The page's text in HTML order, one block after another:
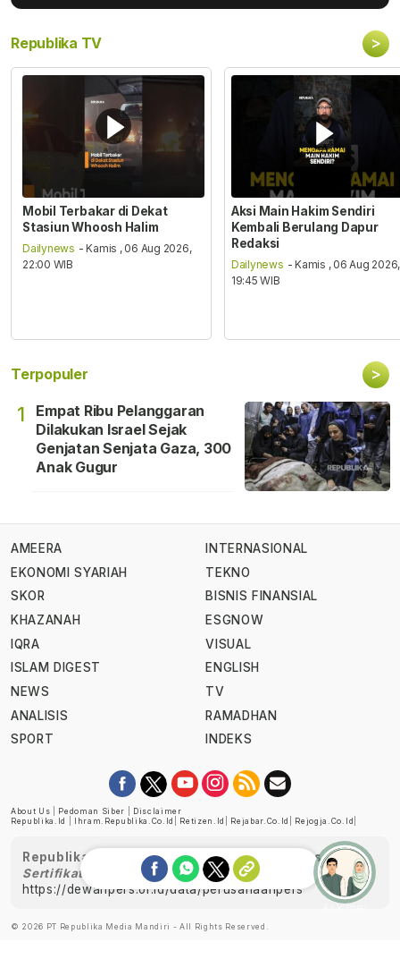
Republika TV >
Mobil Terbakar di Dekat
Stasiun Whoosh Halim
Dailynews - Kamis , 06 Aug 2026,
22:00 WIB
Aksi Main Hakim Sendiri
Kembali Berulang Dapur
Redaksi
Dailynews - Kamis , 06 Aug 2026,
19:45 WIB
Terpopuler >
1
Empat Ribu Pelanggaran
Dilakukan Israel Sejak
Genjatan Senjata Gaza, 300
Anak Gugur
AMEERA
EKONOMI SYARIAH
SKOR
KHAZANAH
IQRA
ISLAM DIGEST
NEWS
ANALISIS
SPORT
INTERNASIONAL
TEKNO
BISNIS FINANSIAL
ESGNOW
VISUAL
ENGLISH
TV
RAMADHAN
INDEKS
About Us Pedoman Siber
Disclaimer
Republika.id
Ihram.republika.co.id Retizen.id Rejabar.co.id Rejogja.co.id
Republika telah diverifikasi oleh Dewan Pers
Sertifikat Nomor 1058/DP-Verifikasi/K/XII/2022
https://dewanpers.or.id/data/perusahaanpers
© 2026 PT Republika Media Mandiri - All Rights Reserved.
Ask me!